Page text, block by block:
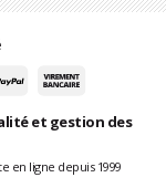
et gestion des
en ligne depuis 1999